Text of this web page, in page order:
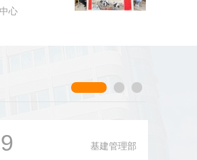
党建品牌
心
基建管理部